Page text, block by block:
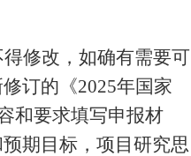
修改，如确有需要可
订的《2025年国家
和要求填写申报材
期目标，项目研究思